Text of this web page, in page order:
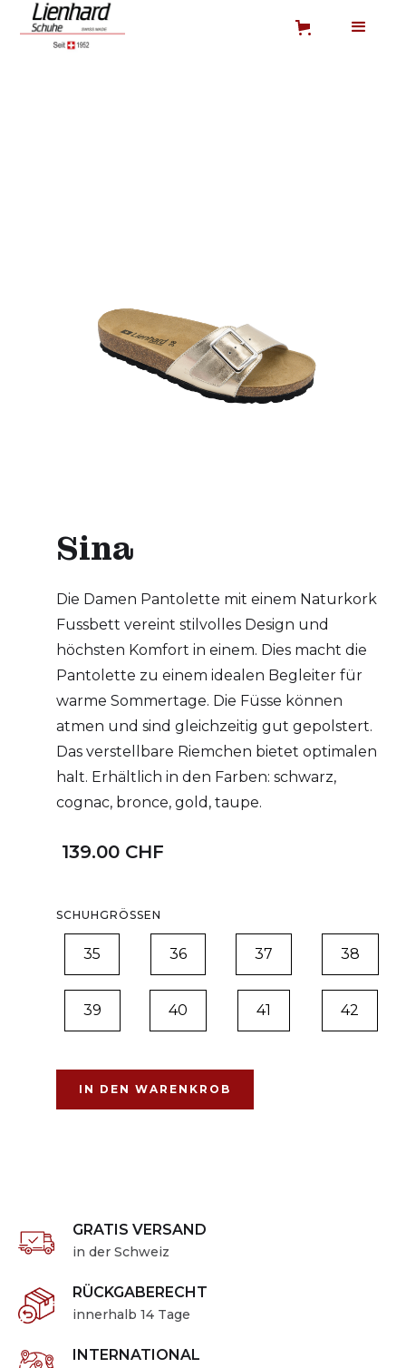
Sina
Die Damen Pantolette mit einem Naturkork
Fussbett vereint stilvolles Design und
höchsten Komfort in einem. Dies macht die
Pantolette zu einem idealen Begleiter für
warme Sommertage. Die Füsse können
atmen und sind gleichzeitig gut gepolstert.
Das verstellbare Riemchen bietet optimalen
halt. Erhältlich in den Farben: schwarz,
cognac, bronce, gold, taupe.
139.00 CHF
SCHUHGRÖSSEN
35 36 37 38
39 40 41 42
GRATIS VERSAND
in der Schweiz
RÜCKGABERECHT
innerhalb 14 Tage
INTERNATIONAL